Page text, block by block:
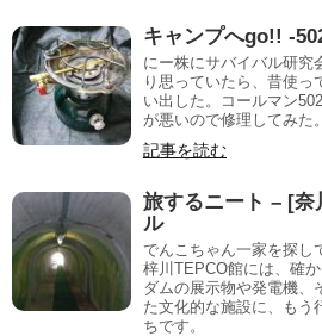
キャンプへgo!! -
にー株にサバイバル研究
り思っていたら、昔使っ
い出した。コールマン
が悪いので修理してみた。
記事を読む
旅するニート – [奈
ル
でんこちゃん一家を探し
梓川TEPCO館には、確
ダムの展示物や発電機、
た文化的な施設に、もう
ちです。